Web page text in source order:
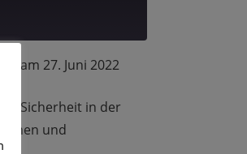
am 27. Juni 2022
Sicherheit in der
und